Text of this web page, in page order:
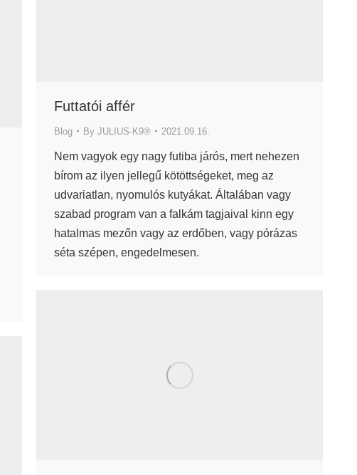
Futtatói affér
Blog By JULIUS-K9® 2021.09.16.
Nem vagyok egy nagy futiba járós, mert nehezen
bírom az ilyen jellegű kötöttségeket, meg az
udvariatlan, nyomulós kutyákat. Általában vagy
szabad program van a falkám tagjaival kinn egy
hatalmas mezőn vagy az erdőben, vagy pórázas
séta szépen, engedelmesen.